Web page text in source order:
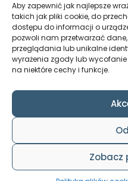
Aby zapewnić jak najlepsze
takich jak pliki cookie, do
dostępu do informacji o
pozwoli nam przetwarzać
przeglądania lub unikalne
wyrażenia zgody lub wycofanie
na niektóre cechy i funkcje.
Zobacz
COPYRIGHT ©
WIECZOREK /
DESIGN &